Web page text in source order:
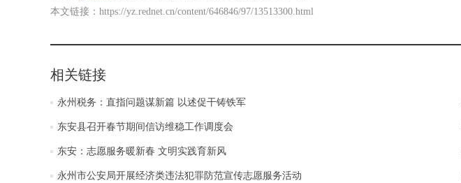
本文链接： https://yz.rednet.cn/content/646846/97/13513300.html
相关链接
永州税务：直指问题谋新篇 以述促干铸铁军
东安县召开春节期间信访维稳工作调度会
东安：志愿服务暖新春 文明实践育新风
永州市公安局开展经济类违法犯罪防范宣传志愿服务活动